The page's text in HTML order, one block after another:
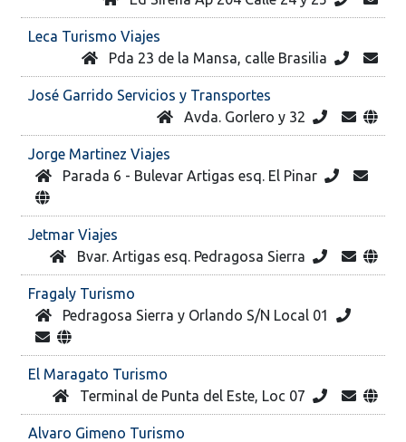
Leca Turismo Viajes
Pda 23 de la Mansa, calle Brasilia
José Garrido Servicios y Transportes
Avda. Gorlero y 32
Jorge Martinez Viajes
Parada 6 - Bulevar Artigas esq. El Pinar
Jetmar Viajes
Bvar. Artigas esq. Pedragosa Sierra
Fragaly Turismo
Pedragosa Sierra y Orlando S/N Local 01
El Maragato Turismo
Terminal de Punta del Este, Loc 07
Alvaro Gimeno Turismo